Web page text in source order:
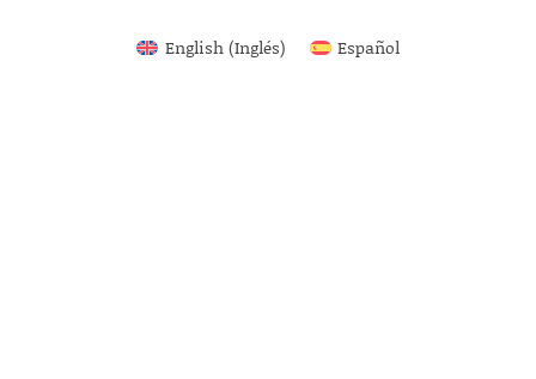
English(Inglés) Español